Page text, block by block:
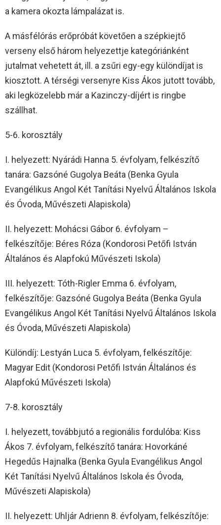
a kamera okozta lámpalázat is.
A másfélórás erőpróbát követően a szépkiejtő
verseny első három helyezettje kategóriánként
jutalmat vehetett át, ill. a zsűri egy-egy különdíjat is
kiosztott. A térségi versenyre Kiss Ákos jutott tovább,
aki legközelebb már a Kazinczy-díjért is ringbe
szállhat.
5-6. korosztály
I. helyezett: Nyárádi Hanna 5. évfolyam, felkészítő
tanára: Gazsóné Gugolya Beáta (Benka Gyula
Evangélikus Angol Két Tanítási Nyelvű Általános Iskola
és Óvoda, Művészeti Alapiskola)
II. helyezett: Mohácsi Gábor 6. évfolyam –
felkészítője: Béres Róza (Kondorosi Petőfi István
Általános és Alapfokú Művészeti Iskola)
III. helyezett: Tóth-Rigler Emma 6. évfolyam,
felkészítője: Gazsóné Gugolya Beáta (Benka Gyula
Evangélikus Angol Két Tanítási Nyelvű Általános Iskola
és Óvoda, Művészeti Alapiskola)
Különdíj: Lestyán Luca 5. évfolyam, felkészítője:
Magyar Edit (Kondorosi Petőfi István Általános és
Alapfokú Művészeti Iskola)
7-8. korosztály
I. helyezett, továbbjutó a regionális fordulóba: Kiss
Ákos 7. évfolyam, felkészítő tanára: Hovorkáné
Hegedűs Hajnalka (Benka Gyula Evangélikus Angol
Két Tanítási Nyelvű Általános Iskola és Óvoda,
Művészeti Alapiskola)
II. helyezett: Uhljár Adrienn 8. évfolyam, felkészítője: